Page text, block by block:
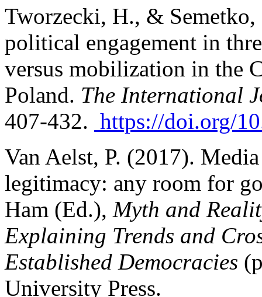
Tworzecki, H., &
political engagement in
versus mobilization in the
Poland. The International
407-432. https://doi.org/
Van Aelst, P. (2017).
legitimacy: any room for
Ham (Ed.), Myth and
Explaining Trends and
Established Democracies
University Press.